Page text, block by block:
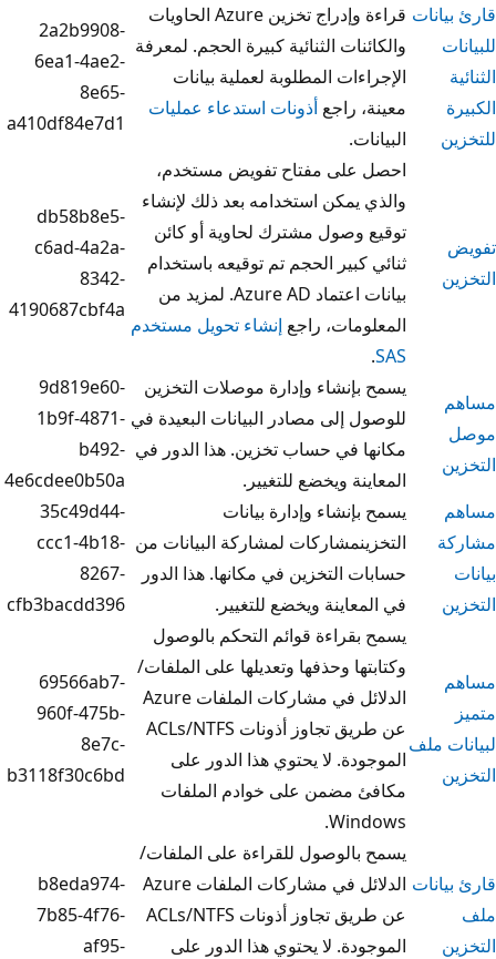
قراءة وإدراج تخزين Azure الحاويات
الثنائية كبيرة الحجم. لمعرفة
المطلوبة لعملية بيانات
راجعأذونات استدعاء عمليات
2a2b9908-
6ea1-4ae2-
8e65-
a410df84e7d1
مفتاح تفويض مستخدم،
استخدامه بعد ذلك لإنشاء
وصول مشترك لحاوية أو كائن
الحجم تم توقيعه باستخدام
بيانات اعتماد Azure AD. لمزيد من
إنشاء تحويل مستخدم
db58b8e5-
c6ad-4a2a-
8342-
4190687cbf4a
وإدارة موصلات التخزين
إلى مصادر البيانات البعيدة في
في حساب تخزين. هذا الدور في
ويخضع للتغيير.
9d819e60-
1b9f-4871-
b492-
4e6cdee0b50a
وإدارة بيانات
لمشاركة البيانات من
التخزين في مكانها. هذا الدور
ويخضع للتغيير.
35c49d44-
ccc1-4b18-
8267-
cfb3bacdd396
قوائم التحكم بالوصول
وحذفها وتعديلها على الملفات/
الدلائل في مشاركات الملفات Azure
عن طريق تجاوز أذونات ACLs/NTFS
لا يحتوي هذا الدور على
مضمن على خوادم الملفات
69566ab7-
960f-475b-
8e7c-
b3118f30c6bd
للقراءة على الملفات/
الدلائل في مشاركات الملفات Azure
عن طريق تجاوز أذونات ACLs/NTFS
لا يحتوي هذا الدور على
b8eda974-
7b85-4f76-
af95-